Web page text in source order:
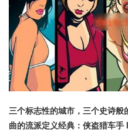
三个标志性的城市，三个史诗
曲的流派定义经典：侠盗猎车